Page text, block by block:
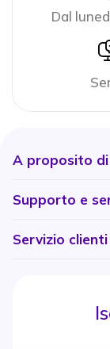
Dal
A proposito
Supporto e
Servizio clienti